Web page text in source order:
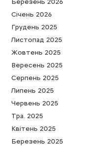
Cічень 2026
Грудень 2025
Листопад 2025
Жовтень 2025
Вересень 2025
Серпень 2025
Липень 2025
Червень 2025
Тра. 2025
Квітень 2025
Березень 2025